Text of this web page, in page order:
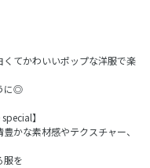
てかわいいポップな洋服で楽
に◎
】
かな素材感やテクスチャー、
服を